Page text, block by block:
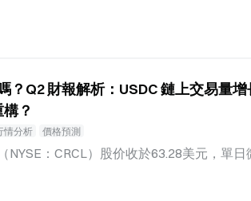
的「破局者」。本文將基於最新公布的
數據處理公司（ADP）8月5日公布的數據
遠低於市場預期的7.5萬人，較6月下修後
新低。從結構上看，雖然教育與醫療保健產
萬個職位，商品生產領域也出現萎縮。
Q2 財報解析：USDC 鏈上交易量增
？
情分析 價格預測
：CRCL）股价收於63.28美元，單日
報發布當天，市場反應頗為微妙。盤前交